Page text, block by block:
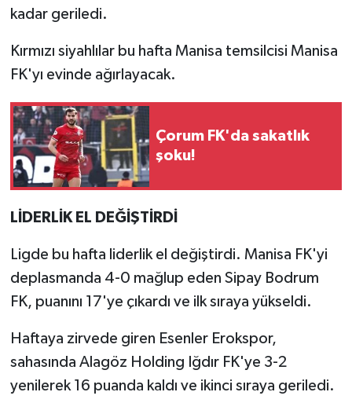
kadar geriledi.
Kırmızı siyahlılar bu hafta Manisa temsilcisi Manisa
FK'yı evinde ağırlayacak.
Çorum FK'da sakatlık
şoku!
LİDERLİK EL DEĞİŞTİRDİ
Ligde bu hafta liderlik el değiştirdi. Manisa FK'yi
deplasmanda 4-0 mağlup eden Sipay Bodrum
FK, puanını 17'ye çıkardı ve ilk sıraya yükseldi.
Haftaya zirvede giren Esenler Erokspor,
sahasında Alagöz Holding Iğdır FK'ye 3-2
yenilerek 16 puanda kaldı ve ikinci sıraya geriledi.